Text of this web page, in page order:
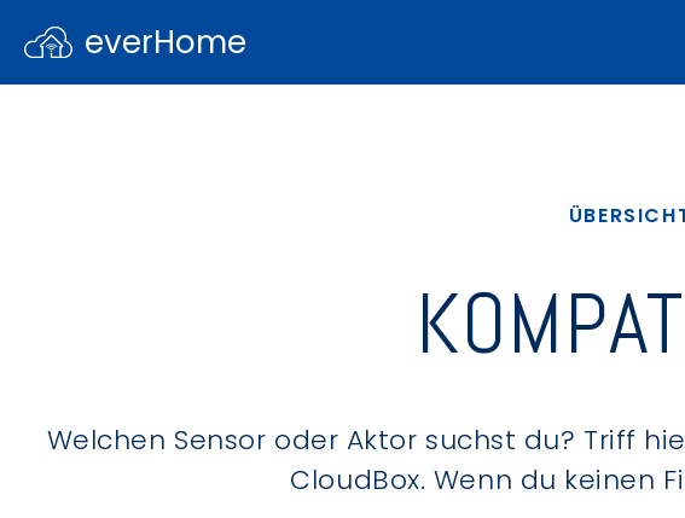
everHome
Welchen Sensor oder Aktor suchst du? Triff
CloudBox. Wenn du keinen